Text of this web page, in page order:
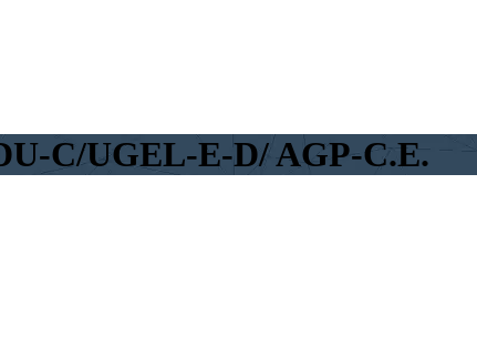
C/UGEL-E-D/ AGP-C.E.